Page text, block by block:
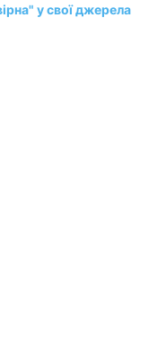
у свої джерела